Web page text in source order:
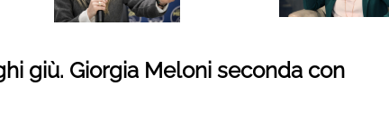
giù. Giorgia Meloni seconda con